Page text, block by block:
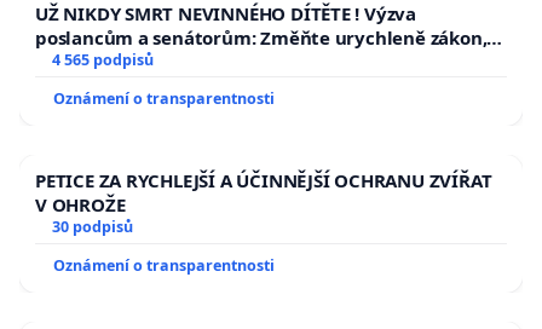
UŽ NIKDY SMRT NEVINNÉHO DÍTĚTE ! Výzva
poslancům a senátorům: Změňte urychleně zákon,
aby se tragédie malé Viktorky už nemohla opakovat!
4 565 podpisů
Oznámení o transparentnosti
PETICE ZA RYCHLEJŠÍ A ÚČINNĚJŠÍ OCHRANU ZVÍŘAT
V OHROŽE
30 podpisů
Oznámení o transparentnosti